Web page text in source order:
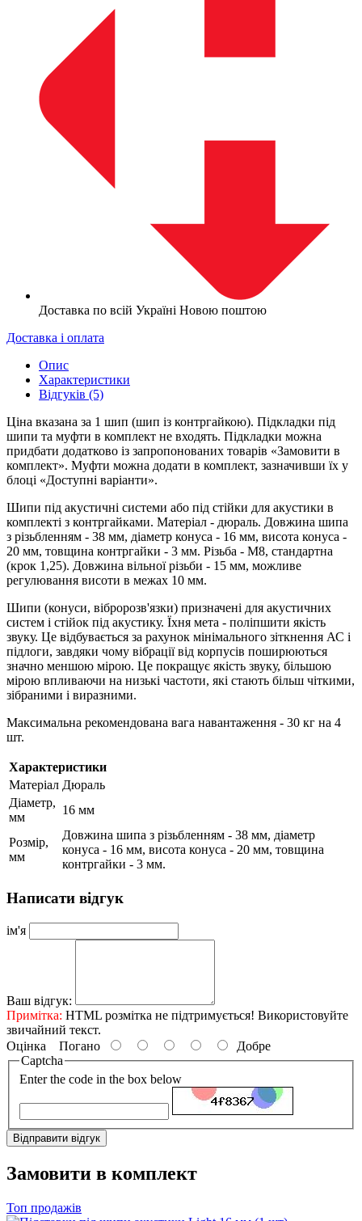
Доставка по всій Україні Новою поштою
Доставка і оплата
Опис
Характеристики
Відгуків (5)
Ціна вказана за 1 шип (шип із контргайкою). Підкладки під
шипи та муфти в комплект не входять. Підкладки можна
придбати додатково із запропонованих товарів «Замовити в
комплект». Муфти можна додати в комплект, зазначивши їх у
блоці «Доступні варіанти».
Шипи під акустичні системи або під стійки для акустики в
комплекті з контргайками. Матеріал - дюраль. Довжина шипа
з різьбленням - 38 мм, діаметр конуса - 16 мм, висота конуса -
20 мм, товщина контргайки - 3 мм. Різьба - М8, стандартна
(крок 1,25). Довжина вільної різьби - 15 мм, можливе
регулювання висоти в межах 10 мм.
Шипи (конуси, вібророзв'язки) призначені для акустичних
систем і стійок під акустику. Їхня мета - поліпшити якість
звуку. Це відбувається за рахунок мінімального зіткнення АС і
підлоги, завдяки чому вібрації від корпусів поширюються
значно меншою мірою. Це покращує якість звуку, більшою
мірою впливаючи на низькі частоти, які стають більш чіткими,
зібраними і виразними.
Максимальна рекомендована вага навантаження - 30 кг на 4
шт.
Характеристики
Матеріал Дюраль
Діаметр,
мм
16 мм
Розмір,
мм
Довжина шипа з різьбленням - 38 мм, діаметр
конуса - 16 мм, висота конуса - 20 мм, товщина
контргайки - 3 мм.
Написати відгук
ім'я
Ваш відгук:
Примітка: HTML розмітка не підтримується! Використовуйте
звичайний текст.
Оцінка Погано
Добре
Captcha
Enter the code in the box below
Відправити відгук
Замовити в комплект
Топ продажів